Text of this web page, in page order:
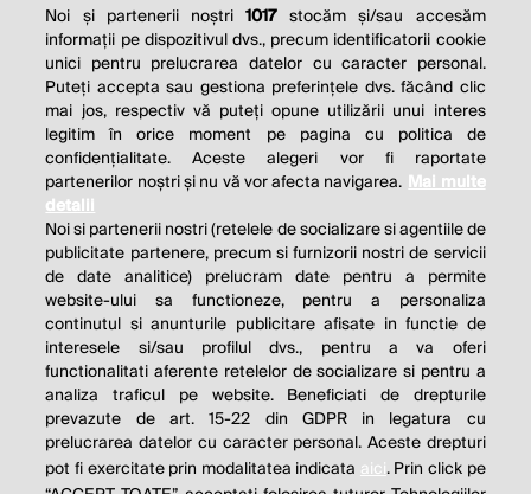
THE SOCIAL RESPONSIBILITY OF
BUSINESS IS TO INCREASE ITS
PROFITS.
Noi și partenerii noștri1017 stocăm și/sau accesăm
informații pe dispozitivul dvs., precum identificatorii cookie
unici pentru prelucrarea datelor cu caracter personal.
Puteți accepta sau gestiona preferințele dvs. făcând clic
mai jos, respectiv vă puteți opune utilizării unui interes
legitim în orice moment pe pagina cu politica de
confidențialitate. Aceste alegeri vor fi raportate
partenerilor noștri și nu vă vor afecta navigarea. Mai multe
detalii
Noi si partenerii nostri (retelele de socializare si agentiile de
publicitate partenere, precum si furnizorii nostri de servicii
de date analitice) prelucram date pentru a permite
website-ului sa functioneze, pentru a personaliza
continutul si anunturile publicitare afisate in functie de
interesele si/sau profilul dvs., pentru a va oferi
functionalitati aferente retelelor de socializare si pentru a
analiza traficul pe website. Beneficiati de drepturile
prevazute de art. 15-22 din GDPR in legatura cu
prelucrarea datelor cu caracter personal. Aceste drepturi
pot fi exercitate prin modalitatea indicata aici. Prin click pe